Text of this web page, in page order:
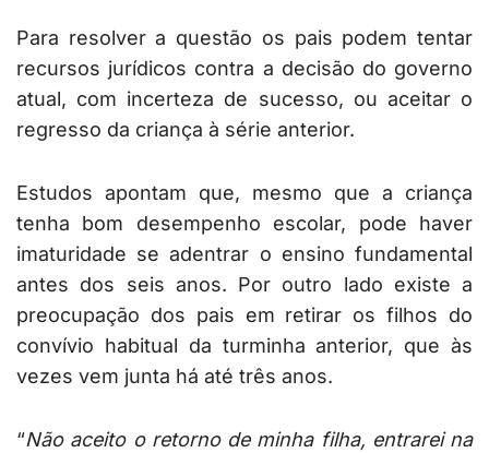
Para resolver a questão os pais podem tentar
recursos jurídicos contra a decisão do governo
atual, com incerteza de sucesso, ou aceitar o
regresso da criança à série anterior.
Estudos apontam que, mesmo que a criança
tenha bom desempenho escolar, pode haver
imaturidade se adentrar o ensino fundamental
antes dos seis anos. Por outro lado existe a
preocupação dos pais em retirar os filhos do
convívio habitual da turminha anterior, que às
vezes vem junta há até três anos.
“Não aceito o retorno de minha filha, entrarei na